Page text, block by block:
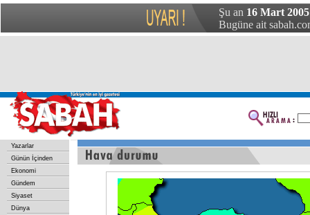
Şu an 16 Mart
Bugüne ait
Yazarlar
Günün İçinden
Ekonomi
Gündem
Siyaset
Dünya